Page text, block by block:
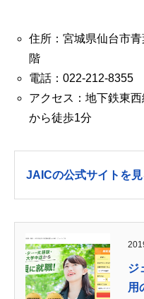
住所：宮城県仙台市
階
電話：022-212-8355
アクセス：地下鉄東
から徒歩1分
JAICの公式サイトを見
ジ
用